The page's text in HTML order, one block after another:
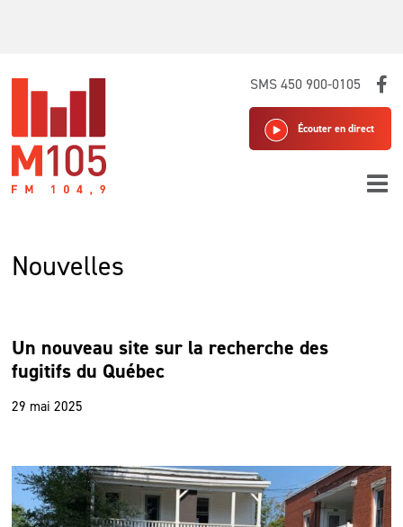
SMS 450 900-0105
Écouter en direct
Nouvelles
Un nouveau site sur la recherche des
fugitifs du Québec
29 mai 2025